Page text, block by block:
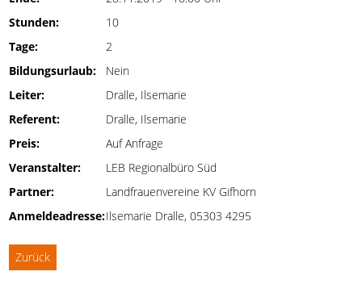
Stunden:
10
Tage:
2
Bildungsurlaub:
Nein
Leiter:
Dralle, Ilsemarie
Referent:
Dralle, Ilsemarie
Preis:
Auf Anfrage
Veranstalter:
LEB Regionalbüro Süd
Partner:
Landfrauenvereine KV Gifhorn
Anmeldeadresse:Ilsemarie Dralle, 05303 4295
Zurück